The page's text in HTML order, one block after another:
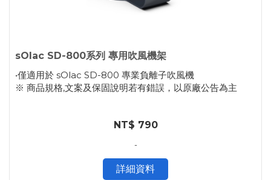
sOlac SD-800系列 專用吹風機架
•僅適用於 sOlac SD-800 專業負離子吹風機
※ 商品規格,文案及保固說明若有錯誤，以原廠公告為主
NT$ 790
-
詳細資料